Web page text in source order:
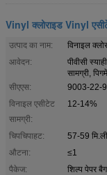
Vinyl क्लोराइड Vinyl
उत्पाद का नाम:
विनाइल
आवेदन:
पीवीसी
सामग्री,
सीएएस:
9003-22-9
विनाइल एसीटेट
सामग्री:
12-14%
चिपचिपाहट:
57-59
औटना:
≤1
पैकेज:
शिल्प पेपर बैग